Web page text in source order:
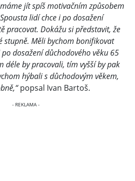
máme jít spíš motivačním způsobem
lidí chce i po dosažení
pracovat. Dokážu si představit, že
stupně. Měli bychom bonifikovat
dosažení důchodového věku 65
déle by pracovali, tím vyšší by pak
hýbali s důchodovým věkem,
popsal Ivan Bartoš.